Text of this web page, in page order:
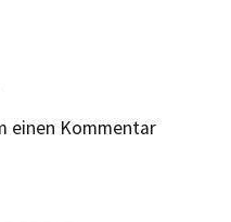
einen Kommentar